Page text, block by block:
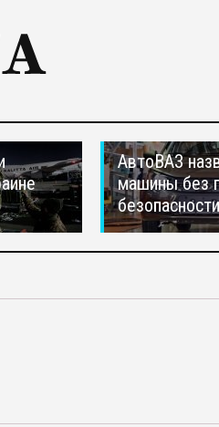
АвтоВАЗ
машины без
безопасности